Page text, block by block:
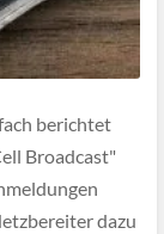
berichtet
Broadcast"
dazu